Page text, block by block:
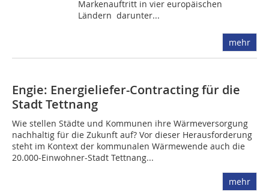
Markenauftritt in vier europäischen
Ländern  darunter...
mehr
Engie: Energieliefer-Contracting für die
Stadt Tettnang
Wie stellen Städte und Kommunen ihre Wärmeversorgung
nachhaltig für die Zukunft auf? Vor dieser Herausforderung
steht im Kontext der kommunalen Wärmewende auch die
20.000-Einwohner-Stadt Tettnang...
mehr